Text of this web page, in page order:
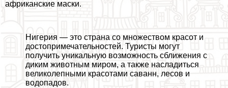
африканские маски.
Нигерия — это страна со множеством красот и
достопримечательностей. Туристы могут
получить уникальную возможность сближения с
диким животным миром, а также насладиться
великолепными красотами саванн, лесов и
водопадов.